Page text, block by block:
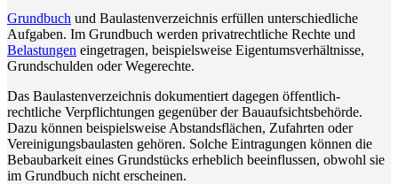
Grundbuch und Baulastenverzeichnis erfüllen unterschiedliche
Aufgaben. Im Grundbuch werden privatrechtliche Rechte und
Belastungen eingetragen, beispielsweise Eigentumsverhältnisse,
Grundschulden oder Wegerechte.
Das Baulastenverzeichnis dokumentiert dagegen öffentlich-
rechtliche Verpflichtungen gegenüber der Bauaufsichtsbehörde.
Dazu können beispielsweise Abstandsflächen, Zufahrten oder
Vereinigungsbaulasten gehören. Solche Eintragungen können die
Bebaubarkeit eines Grundstücks erheblich beeinflussen, obwohl sie
im Grundbuch nicht erscheinen.